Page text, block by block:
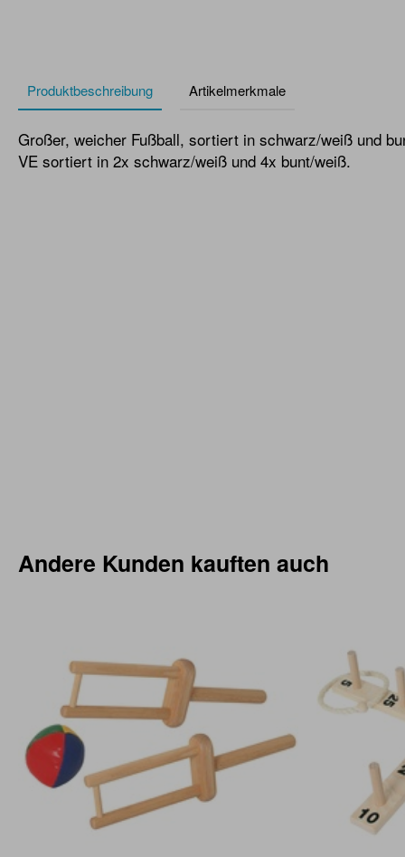
Produktbeschreibung Artikelmerkmale
Großer, weicher Fußball, sortiert in schwarz/weiß und
VE sortiert in 2x schwarz/weiß und 4x bunt/weiß.
Andere Kunden kauften auch